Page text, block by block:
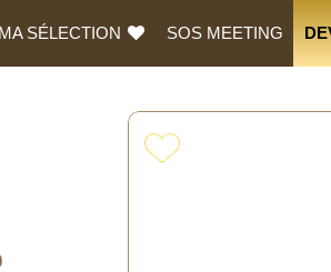
MA SÉLECTION SOS MEETING